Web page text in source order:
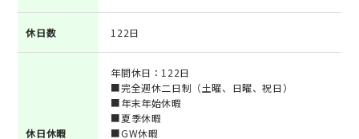
休日数 122日
休日休暇
年間休日：122日
■完全週休二日制（土曜、日曜、祝日）
■年末年始休暇
■夏季休暇
■GW休暇